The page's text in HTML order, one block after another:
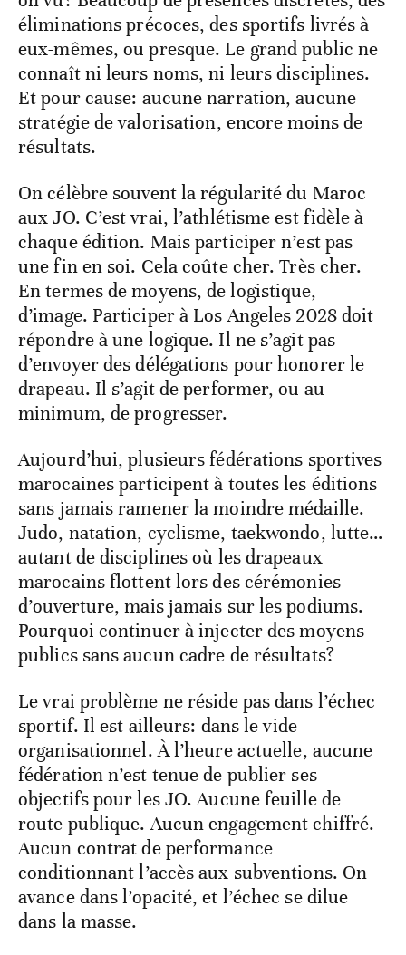
éliminations précoces, des sportifs livrés à
eux-mêmes, ou presque. Le grand public ne
connaît ni leurs noms, ni leurs disciplines.
Et pour cause: aucune narration, aucune
stratégie de valorisation, encore moins de
résultats.
On célèbre souvent la régularité du Maroc
aux JO. C’est vrai, l’athlétisme est fidèle à
chaque édition. Mais participer n’est pas
une fin en soi. Cela coûte cher. Très cher.
En termes de moyens, de logistique,
d’image. Participer à Los Angeles 2028 doit
répondre à une logique. Il ne s’agit pas
d’envoyer des délégations pour honorer le
drapeau. Il s’agit de performer, ou au
minimum, de progresser.
Aujourd’hui, plusieurs fédérations sportives
marocaines participent à toutes les éditions
sans jamais ramener la moindre médaille.
Judo, natation, cyclisme, taekwondo, lutte…
autant de disciplines où les drapeaux
marocains flottent lors des cérémonies
d’ouverture, mais jamais sur les podiums.
Pourquoi continuer à injecter des moyens
publics sans aucun cadre de résultats?
Le vrai problème ne réside pas dans l’échec
sportif. Il est ailleurs: dans le vide
organisationnel. À l’heure actuelle, aucune
fédération n’est tenue de publier ses
objectifs pour les JO. Aucune feuille de
route publique. Aucun engagement chiffré.
Aucun contrat de performance
conditionnant l’accès aux subventions. On
avance dans l’opacité, et l’échec se dilue
dans la masse.